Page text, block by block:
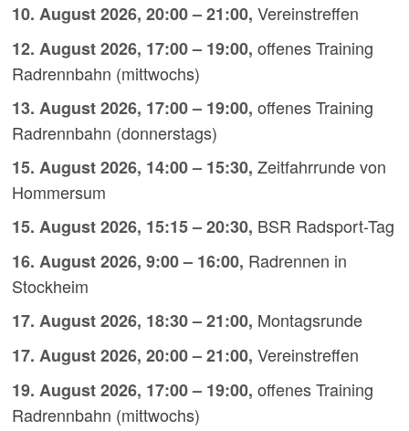
10. August 2026, 20:00– 21:00, Vereinstreffen
12. August 2026, 17:00– 19:00, offenes Training
Radrennbahn (mittwochs)
13. August 2026, 17:00– 19:00, offenes Training
Radrennbahn (donnerstags)
15. August 2026, 14:00– 15:30, Zeitfahrrunde von
Hommersum
15. August 2026, 15:15– 20:30, BSR Radsport-Tag
16. August 2026, 9:00– 16:00, Radrennen in
Stockheim
17. August 2026, 18:30– 21:00, Montagsrunde
17. August 2026, 20:00– 21:00, Vereinstreffen
19. August 2026, 17:00– 19:00, offenes Training
Radrennbahn (mittwochs)